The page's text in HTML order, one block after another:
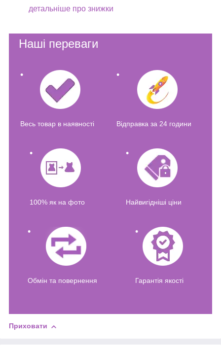
детальніше про знижки
Наші переваги
Весь товар в наявності Відправка за 24 години
100% як на фото Найвигідніші ціни
Обмін та повернення Гарантія якості
Приховати